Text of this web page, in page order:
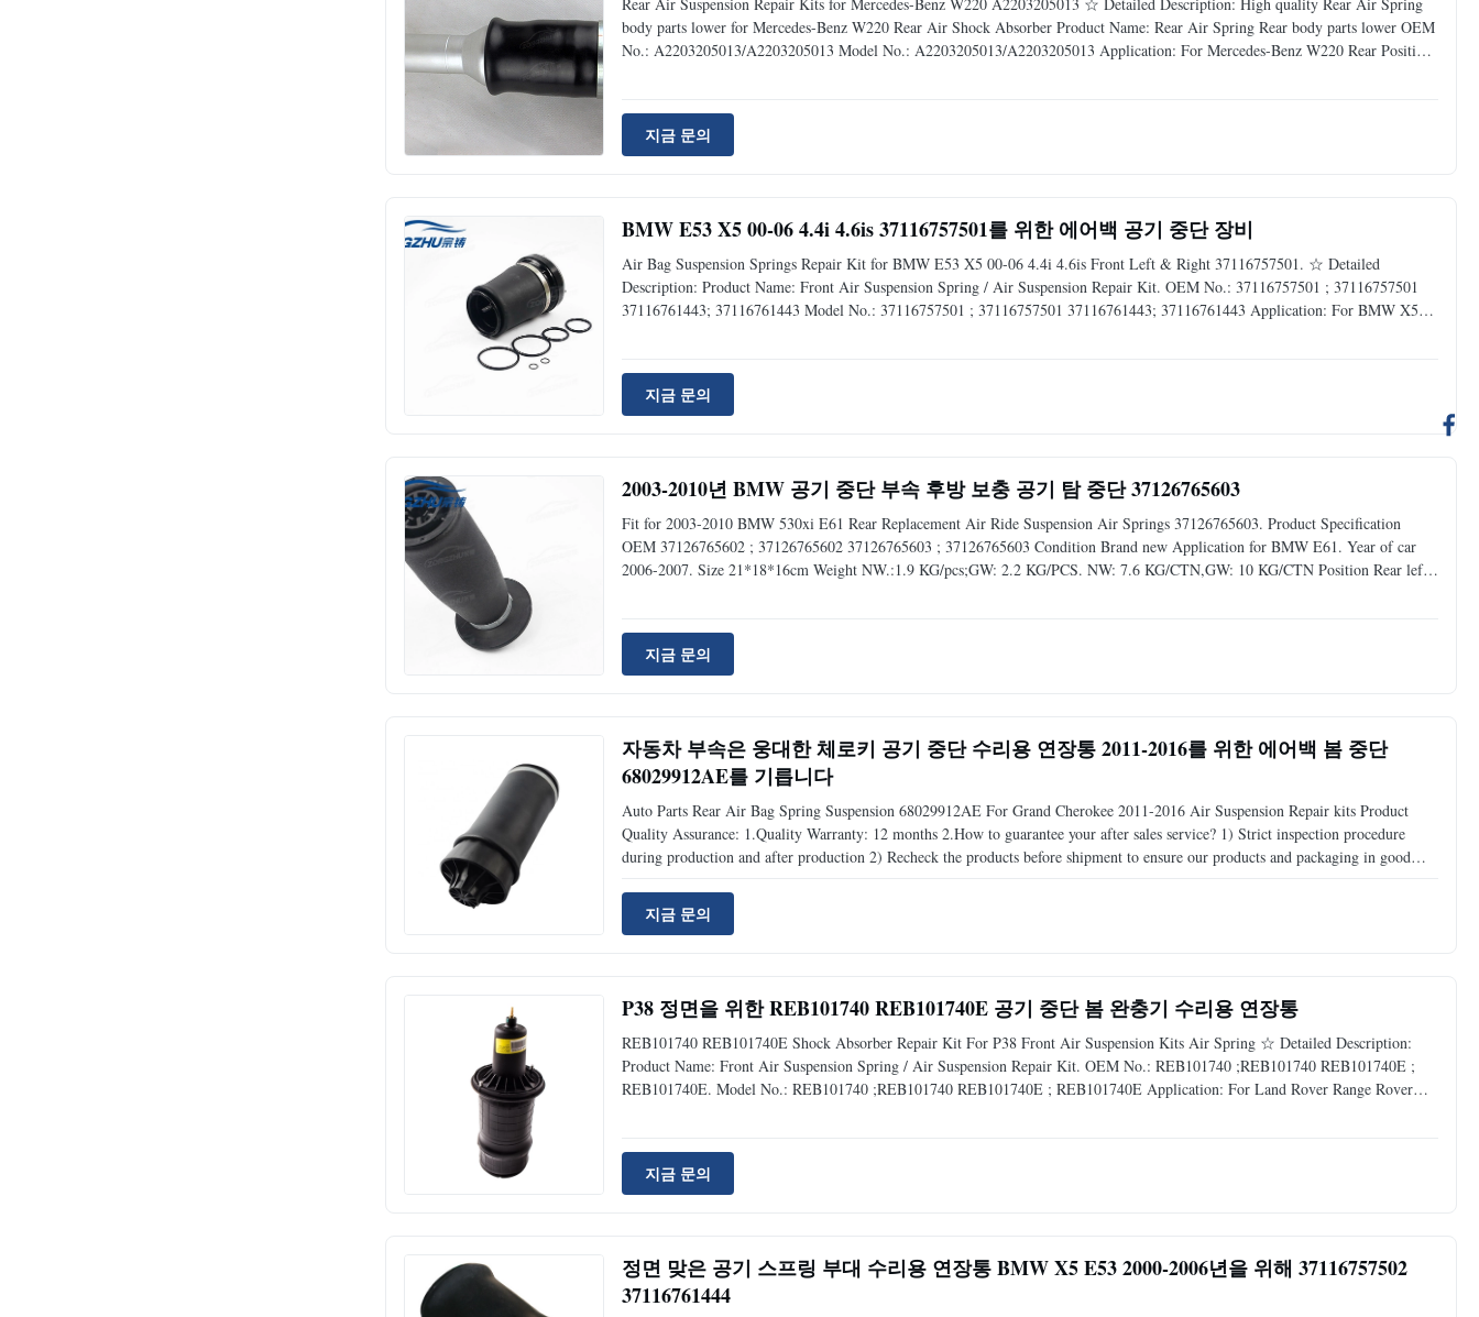
body parts lower for Mercedes-Benz W220 Rear Air Shock Absorber Product Name: Rear Air Spring Rear body parts lower OEM
No.: A2203205013/A2203205013 Model No.: A2203205013/A2203205013 Application: For Mercedes-Benz W220 Rear Position:
지금 문의
BMW E53 X5 00-06 4.4i 4.6is 37116757501를 위한 에어백 공기 중단 장비
Air Bag Suspension Springs Repair Kit for BMW E53 X5 00-06 4.4i 4.6is Front Left & Right 37116757501. ☆ Detailed
Description: Product Name: Front Air Suspension Spring / Air Suspension Repair Kit. OEM No.: 37116757501 ; 37116757501
37116761443; 37116761443 Model No.: 37116757501 ; 37116757501 37116761443; 37116761443 Application: For BMW X5
지금 문의
2003-2010년 BMW 공기 중단 부속 후방 보충 공기 탐 중단 37126765603
Fit for 2003-2010 BMW 530xi E61 Rear Replacement Air Ride Suspension Air Springs 37126765603. Product Specification
OEM 37126765602 ; 37126765602 37126765603 ; 37126765603 Condition Brand new Application for BMW E61. Year of car
2006-2007. Size 21*18*16cm Weight NW.:1.9 KG/pcs;GW: 2.2 KG/PCS. NW: 7.6 KG/CTN,GW: 10 KG/CTN Position Rear left
지금 문의
자동차 부속은 웅대한 체로키 공기 중단 수리용 연장통 2011-2016를 위한 에어백 봄 중단
68029912AE를 기릅니다
Auto Parts Rear Air Bag Spring Suspension 68029912AE For Grand Cherokee 2011-2016 Air Suspension Repair kits Product
Quality Assurance: 1.Quality Warranty: 12 months 2.How to guarantee your after sales service? 1) Strict inspection procedure
during production and after production 2) Recheck the products before shipment to ensure our products and packaging in good
지금 문의
P38 정면을 위한 REB101740 REB101740E 공기 중단 봄 완충기 수리용 연장통
REB101740 REB101740E Shock Absorber Repair Kit For P38 Front Air Suspension Kits Air Spring ☆ Detailed Description:
Product Name: Front Air Suspension Spring / Air Suspension Repair Kit. OEM No.: REB101740 ;REB101740 REB101740E ;
REB101740E. Model No.: REB101740 ;REB101740 REB101740E ; REB101740E Application: For Land Rover Range Rover
지금 문의
정면 맞은 공기 스프링 부대 수리용 연장통 BMW X5 E53 2000-2006년을 위해 37116757502
37116761444